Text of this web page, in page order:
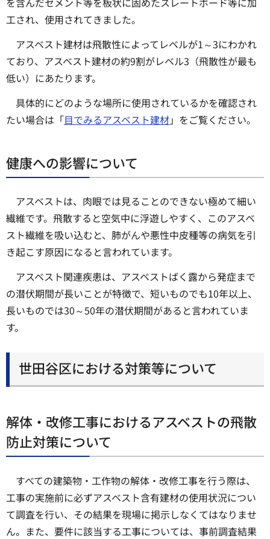
工され、使用されてきました。
アスベスト建材は飛散性によってレベルが1～3にわかれ
ており、アスベスト建材の約9割がレベル3（飛散性が最も
低い）にあたります。
具体的にどのような場所に使用されているかを確認され
たい場合は「目でみるアスベスト建材」をご覧ください。
健康への影響について
アスベストは、肉眼では見ることのできない極めて細い
繊維です。飛散すると空気中に浮遊しやすく、このアスベ
スト繊維を吸い込むと、肺がんや悪性中皮種等の病気を引
き起こす原因になると言われています。
アスベスト関連疾患は、アスベストばく露から発症まで
の潜伏期間が長いことが特徴で、短いものでも10年以上、
長いものでは30～50年の潜伏期間があると言われていま
す。
世田谷区における対策等について
解体・改修工事におけるアスベストの飛散
防止対策について
すべての建築物・工作物の解体・改修工事を行う際は、
工事の実施前に必ずアスベスト含有建材の使用状況につい
て調査を行い、その結果を現場に掲示しなくてはなりませ
ん。また、要件に該当する工事については、事前調査結果